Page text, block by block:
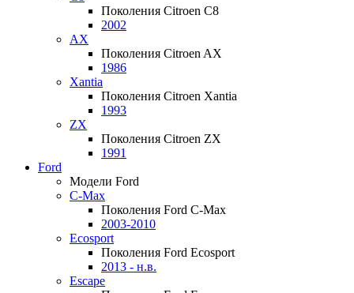
Поколения Citroen C8
2002
AX
Поколения Citroen AX
1986
Xantia
Поколения Citroen Xantia
1993
ZX
Поколения Citroen ZX
1991
Ford
Модели Ford
C-Max
Поколения Ford C-Max
2003-2010
Ecosport
Поколения Ford Ecosport
2013 - н.в.
Escape